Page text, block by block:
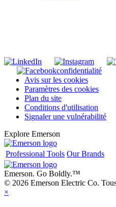
confidentialité
Avis sur les cookies
Paramètres des cookies
Plan du site
Conditions d'utilisation
Signaler une vulnérabilité
Explore Emerson
Professional Tools Our Brands
Emerson. Go Boldly.™
© 2026 Emerson Electric Co.
×